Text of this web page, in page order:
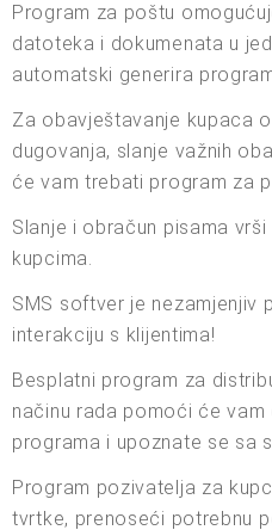
Program za poštu
datoteka i dokumenata u
automatski generira
Za obavještavanje kupaca
dugovanja, slanje važnih
će vam trebati program za
Slanje i obračun pisama
kupcima.
SMS softver je nezamjenjiv
interakciju s klijentima!
Besplatni program za
načinu rada pomoći će
programa i upoznate se sa
Program pozivatelja za
tvrtke, prenoseći potrebnu